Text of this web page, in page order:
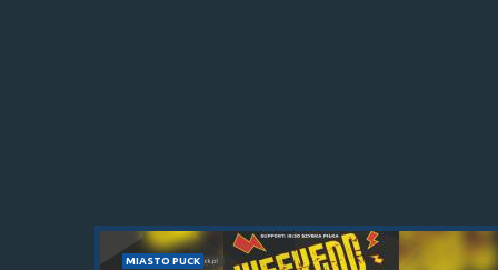
MIASTO PUCK